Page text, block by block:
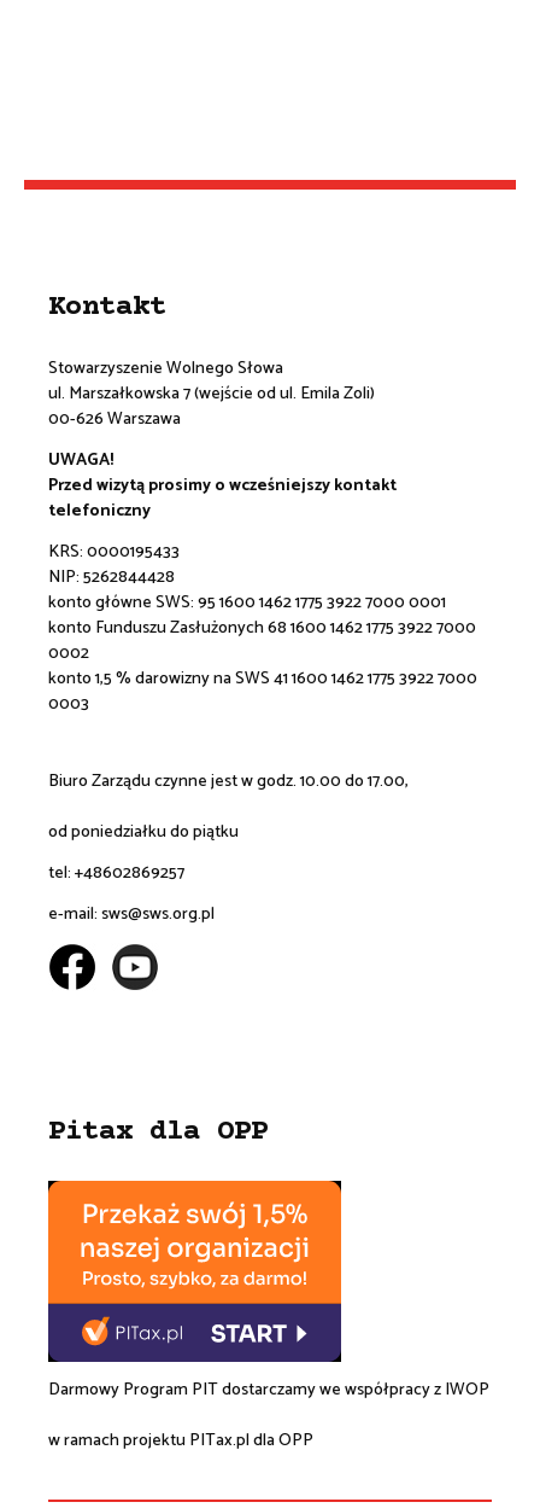
Kontakt
Stowarzyszenie Wolnego Słowa
ul. Marszałkowska 7 (wejście od ul. Emila Zoli)
00-626 Warszawa
UWAGA!
Przed wizytą prosimy o wcześniejszy kontakt
telefoniczny
KRS: 0000195433
NIP: 5262844428
konto główne SWS:95 1600 1462 1775 3922 7000 0001
konto Funduszu Zasłużonych 68 1600 1462 1775 3922 7000
0002
konto 1,5 % darowizny na SWS 41 1600 1462 1775 3922 7000
0003
Biuro Zarządu czynne jest w godz. 10.00 do 17.00,
od poniedziałku do piątku
tel: +48602869257
e-mail:sws@sws.org.pl
Pitax dla OPP
Darmowy Program PIT dostarczamy we współpracy zIWOP
w ramach projektu PITax.pldla OPP